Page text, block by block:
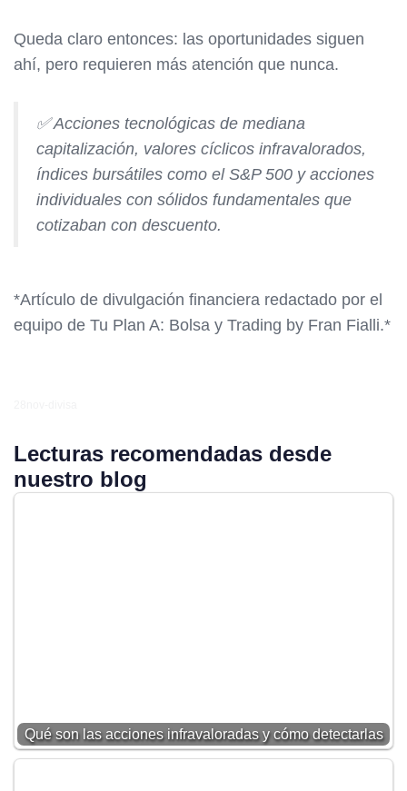
Queda claro entonces: las oportunidades siguen
ahí, pero requieren más atención que nunca.
✅ Acciones tecnológicas de mediana
capitalización, valores cíclicos infravalorados,
índices bursátiles como el S&P 500 y acciones
individuales con sólidos fundamentales que
cotizaban con descuento.
*Artículo de divulgación financiera redactado por el
equipo de Tu Plan A: Bolsa y Trading by Fran Fialli.*
Lecturas recomendadas desde
nuestro blog
Qué son las acciones infravaloradas y cómo detectarlas